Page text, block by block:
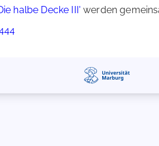
halbe Decke III' werden